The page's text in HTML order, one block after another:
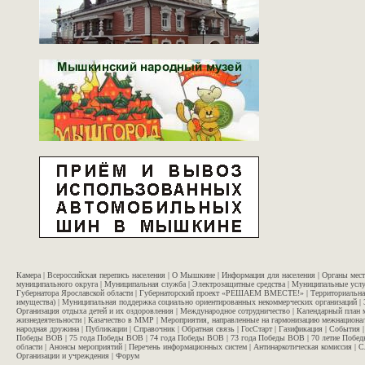
Камера | Всероссийская перепись населения | О Мышкине | Информация для населения | Органы
муниципального округа | Муниципальная служба | Электрозащитные средства | Муниципальные
Губернатора Ярославской области | Губернаторский проект «РЕШАЕМ ВМЕСТЕ!» |
имущества) | Муниципальная поддержка социально ориентированных некоммерческих организаций |
Организация отдыха детей и их оздоровления | Международное сотрудничество | Календарный план
жизнедеятельности | Казачество в ММР | Мероприятия, направленные на гармонизацию
народная дружина | Публикации | Справочник | Обратная связь | ГосСтарт| Газификация | События |
Победы ВОВ | 75 года Победы ВОВ | 74 года Победы ВОВ | 73 года Победы ВОВ | 70 летие
области | Анонсы мероприятий | Перечень информационных систем | Антинаркотическая комиссия |
Организации и учреждения | Форум